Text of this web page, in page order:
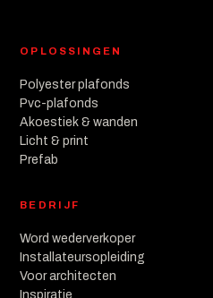
OPLOSSINGEN
Polyester plafonds
Pvc-plafonds
Akoestiek & wanden
Licht & print
Prefab
BEDRIJF
Word wederverkoper
Installateursopleiding
Voor architecten
Inspiratie